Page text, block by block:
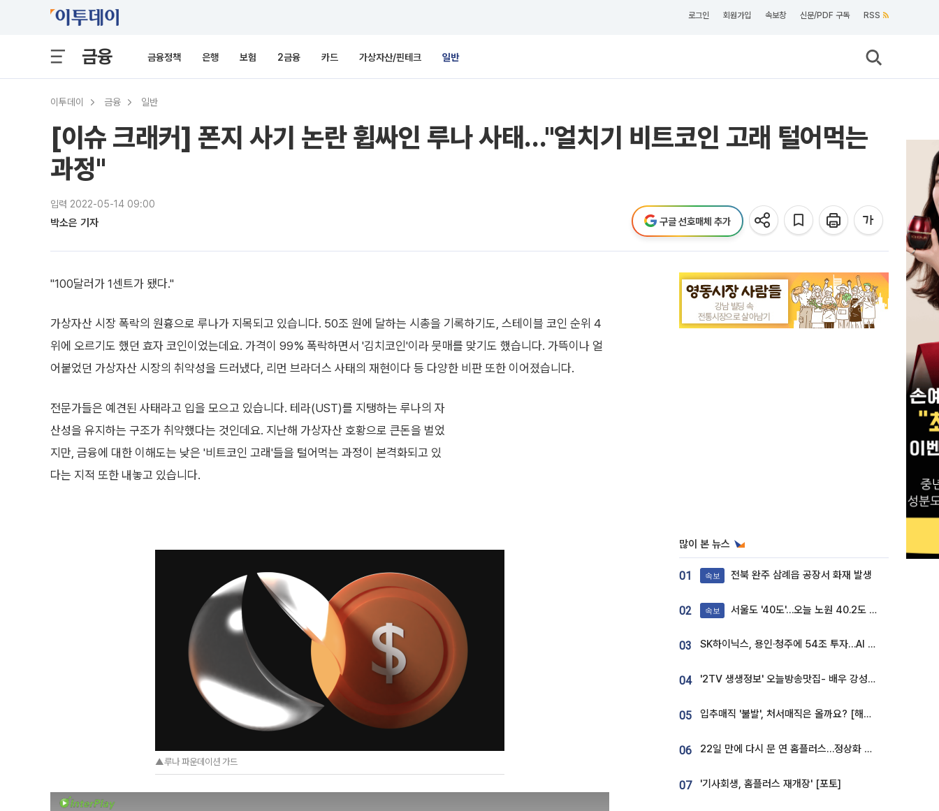
로그인 회원가입 속보창 신문/PDF 구독 RSS
금융 금융정책 은행 보험 2금융 카드 가상자산/핀테크 일반
이투데이 금융 일반
[이슈 크래커] 폰지 사기 논란 휩싸인 루나 사태…"얼치기 비트코인 고래 털어먹는
과정"
입력 2022-05-14 09:00
박소은 기자 구글 선호매체 추가
"100달러가 1센트가 됐다."
가상자산 시장 폭락의 원흉으로 루나가 지목되고 있습니다. 50조 원에 달하는 시총을 기록하기도, 스테이블 코인 순위 4
위에 오르기도 했던 효자 코인이었는데요. 가격이 99% 폭락하면서 '김치코인'이라 뭇매를 맞기도 했습니다. 가뜩이나 얼
어붙었던 가상자산 시장의 취약성을 드러냈다, 리먼 브라더스 사태의 재현이다 등 다양한 비판 또한 이어졌습니다.
전문가들은 예견된 사태라고 입을 모으고 있습니다. 테라(UST)를 지탱하는 루나의 자
산성을 유지하는 구조가 취약했다는 것인데요. 지난해 가상자산 호황으로 큰돈을 벌었
지만, 금융에 대한 이해도는 낮은 '비트코인 고래'들을 털어먹는 과정이 본격화되고 있
다는 지적 또한 내놓고 있습니다.
▲루나 파운데이션 가드
많이 본 뉴스
01 속보 전북 완주 삼례읍 공장서 화재 발생
02 속보 서울도 '40도'…오늘 노원 40.2도 기록
03 SK하이닉스, 용인·청주에 54조 투자…AI 메모리 생산기지 키운다
04 '2TV 생생정보' 오늘방송맛집- 배우 강성진 단골! 쌀국수ㆍ푸팟퐁 커리 맛집 '블○○○'
05 입추매직 '불발', 처서매직은 올까요? [해시태그]
06 22일 만에 다시 문 연 홈플러스…정상화 바쁜데 재고 없어 ‘발동동’[가보니]
07 '기사회생, 홈플러스 재개장' [포토]